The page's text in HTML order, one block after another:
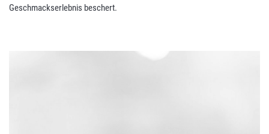
Geschmackserlebnis beschert.